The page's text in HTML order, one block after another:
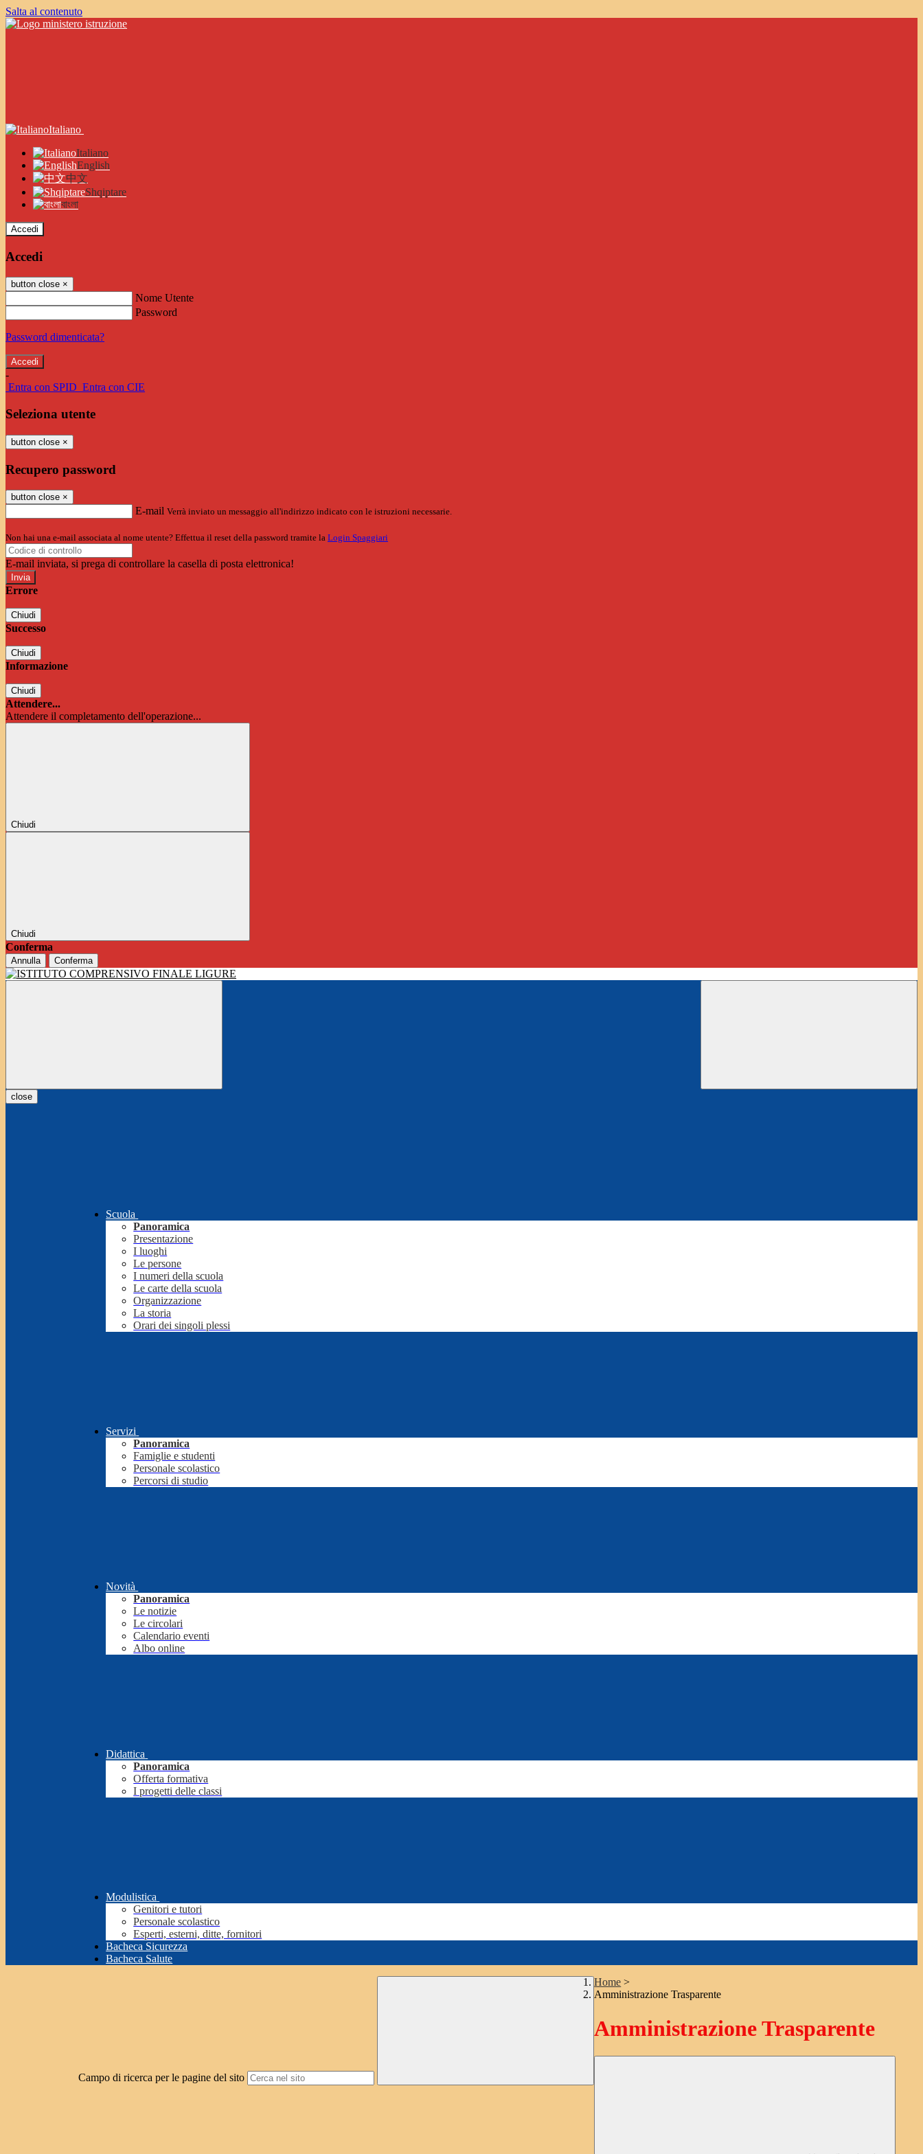
Salta al contenuto
Italiano
Italiano
English
中文
Shqiptare
বাংলা
Accedi
Accedi
button close ×
Nome Utente
Password
Password dimenticata?
-
Entra con SPID Entra con CIE
Seleziona utente
button close ×
Recupero password
button close ×
E-mail Verrà inviato un messaggio all'indirizzo indicato con le istruzioni necessarie.
Non hai una e-mail associata al nome utente? Effettua il reset della password tramite la Login Spaggiari
E-mail inviata, si prega di controllare la casella di posta elettronica!
Errore
Chiudi
Successo
Chiudi
Informazione
Chiudi
Attendere...
Attendere il completamento dell'operazione...
Chiudi
Chiudi
Conferma
Annulla Conferma
close
Scuola
Panoramica
Presentazione
I luoghi
Le persone
I numeri della scuola
Le carte della scuola
Organizzazione
La storia
Orari dei singoli plessi
Servizi
Panoramica
Famiglie e studenti
Personale scolastico
Percorsi di studio
Novità
Panoramica
Le notizie
Le circolari
Calendario eventi
Albo online
Didattica
Panoramica
Offerta formativa
I progetti delle classi
Modulistica
Genitori e tutori
Personale scolastico
Esperti, esterni, ditte, fornitori
Bacheca Sicurezza
Bacheca Salute
Campo di ricerca per le pagine del sito
Home >
Amministrazione Trasparente
Amministrazione Trasparente